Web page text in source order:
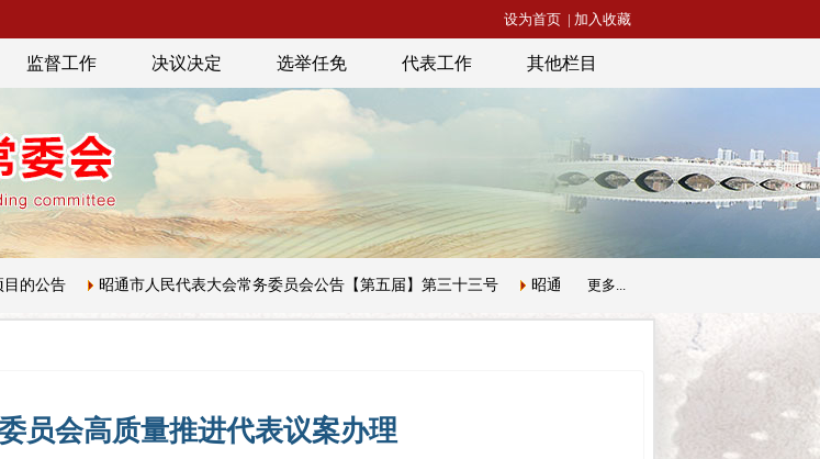
设为首页 | 加入收藏
监督工作 决议决定 选举任免 代表工作 其他栏目
告 昭通市人民代表大会常务委员会公告【第五届】第三十三号 昭通市人民代表大会常务委员会公告【第五届
更多...
员会高质量推进代表议案办理